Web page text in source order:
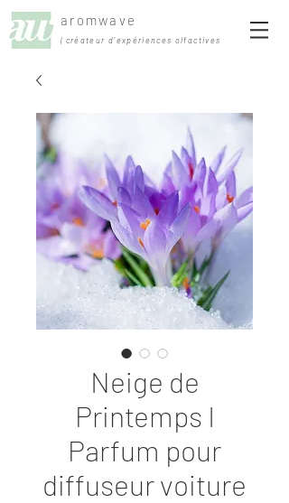
aromwave
| créateur d'expériences olfactives
Neige de
Printemps I
Parfum pour
diffuseur voiture